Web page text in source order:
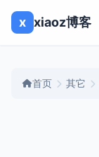
x xiaoz博客
首页 其它